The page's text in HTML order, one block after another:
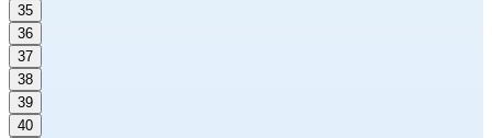
35
36
37
38
39
40